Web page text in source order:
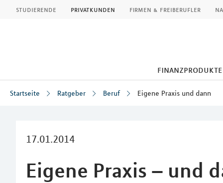
studierende privatkunden firmen & freiberufler
finanzprodukte
Startseite Ratgeber Beruf Eigene Praxis und dann
17.01.2014
Eigene Praxis – und